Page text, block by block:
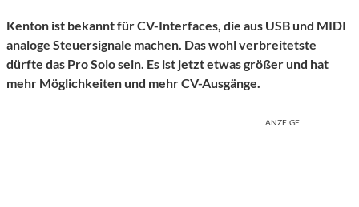
Kenton ist bekannt für CV-Interfaces, die aus USB und MIDI
analoge Steuersignale machen. Das wohl verbreitetste
dürfte das Pro Solo sein. Es ist jetzt etwas größer und hat
mehr Möglichkeiten und mehr CV-Ausgänge.
ANZEIGE